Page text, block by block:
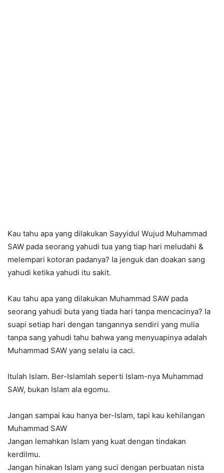
Kau tahu apa yang dilakukan Sayyidul Wujud Muhammad
SAW pada seorang yahudi tua yang tiap hari meludahi &
melempari kotoran padanya? Ia jenguk dan doakan sang
yahudi ketika yahudi itu sakit.
Kau tahu apa yang dilakukan Muhammad SAW pada
seorang yahudi buta yang tiada hari tanpa mencacinya? Ia
suapi setiap hari dengan tangannya sendiri yang mulia
tanpa sang yahudi tahu bahwa yang menyuapinya adalah
Muhammad SAW yang selalu ia caci.
Itulah Islam. Ber-Islamlah seperti Islam-nya Muhammad
SAW, bukan Islam ala egomu.
Jangan sampai kau hanya ber-Islam, tapi kau kehilangan
Muhammad SAW
Jangan lemahkan Islam yang kuat dengan tindakan
kerdilmu.
Jangan hinakan Islam yang suci dengan perbuatan nista